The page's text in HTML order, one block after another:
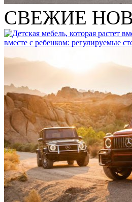
СВЕЖИЕ
вместе с ребенком: регулируемые